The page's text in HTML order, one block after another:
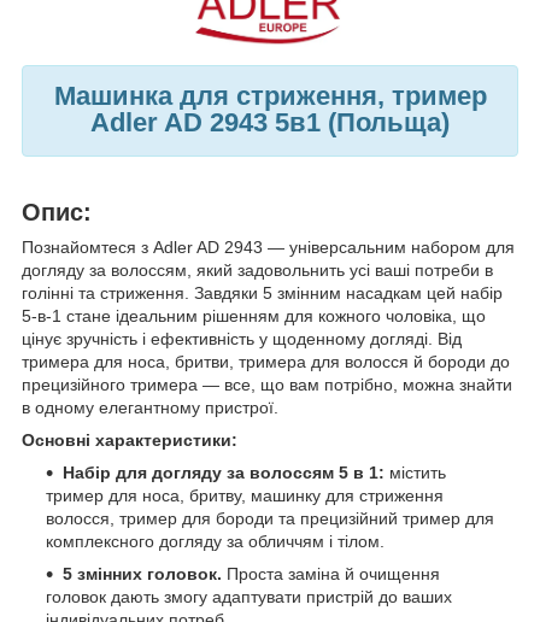
Машинка для стриження, тример
Adler AD 2943 5в1 (Польща)
Опис:
Познайомтеся з Adler AD 2943 — універсальним набором для
догляду за волоссям, який задовольнить усі ваші потреби в
голінні та стриження. Завдяки 5 змінним насадкам цей набір
5-в-1 стане ідеальним рішенням для кожного чоловіка, що
цінує зручність і ефективність у щоденному догляді. Від
тримера для носа, бритви, тримера для волосся й бороди до
прецизійного тримера — все, що вам потрібно, можна знайти
в одному елегантному пристрої.
Основні характеристики:
Набір для догляду за волоссям 5 в 1: містить
тример для носа, бритву, машинку для стриження
волосся, тример для бороди та прецизійний тример для
комплексного догляду за обличчям і тілом.
5 змінних головок. Проста заміна й очищення
головок дають змогу адаптувати пристрій до ваших